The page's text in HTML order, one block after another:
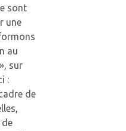
sont
une
au
sur
:
de